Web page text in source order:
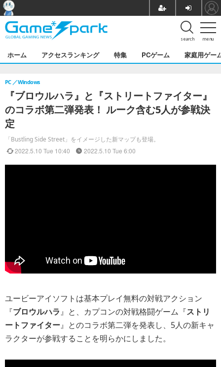
menu
search
ホーム アクセスランキング 特集 PCゲーム 家庭用ゲー
『ブロウルハラ』と『ストリートファイター』
のコラボ第二弾発表！ ルーク含む5人が参戦決
定
「Bustling Side Street」をイメージした新マップも登場。
PC Windows
2022.5.10 Tue 10:40 2022.5.10 Tue 6:00
ユービーアイソフトは基本プレイ無料の対戦アクション
『ブロウルハラ』と、カプコンの対戦格闘ゲーム『ストリ
ートファイター』とのコラボ第二弾を発表し、5人の新キャ
ラクターが参戦することを明らかにしました。